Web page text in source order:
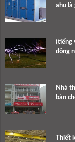
ahu là
(tiếng
động
Nhà
bàn
Thiết